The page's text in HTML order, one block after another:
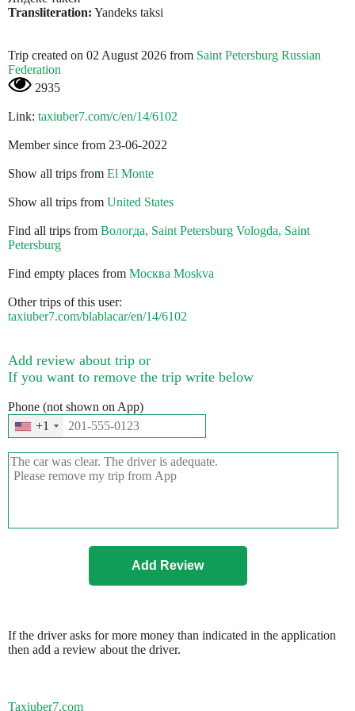
Transliteration: Yandeks taksi
Trip created on 02 August 2026 from Saint Petersburg Russian
Federation
2935
Link: taxiuber7.com/c/en/14/6102
Member since from 23-06-2022
Show all trips from El Monte
Show all trips from United States
Find all trips from Вологда, Saint Petersburg Vologda, Saint
Petersburg
Find empty places from Москва Moskva
Other trips of this user:
taxiuber7.com/blablacar/en/14/6102
Add review about trip or
If you want to remove the trip write below
Phone (not shown on App)
+1
If the driver asks for more money than indicated in the application
then add a review about the driver.
Taxiuber7.com